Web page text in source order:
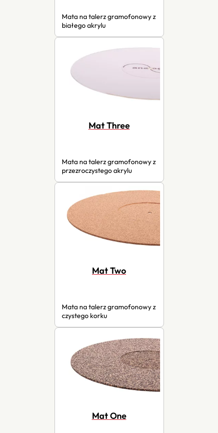
Mata na talerz gramofonowy z
białego akrylu
Mat Three
Mata na talerz gramofonowy z
przezroczystego akrylu
Mat Two
Mata na talerz gramofonowy z
czystego korku
Mat One